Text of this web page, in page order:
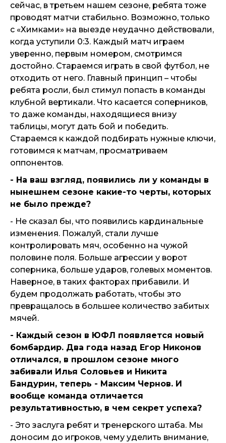
сейчас, в третьем нашем сезоне, ребята тоже
проводят матчи стабильно. Возможно, только
с «Химками» на выезде неудачно действовали,
когда уступили 0:3. Каждый матч играем
уверенно, первым номером, смотримся
достойно. Стараемся играть в свой футбол, не
отходить от него. Главный принцип – чтобы
ребята росли, был стимул попасть в команды
клубной вертикали. Что касается соперников,
то даже команды, находящиеся внизу
таблицы, могут дать бой и победить.
Стараемся к каждой подбирать нужные ключи,
готовимся к матчам, просматриваем
оппонентов.
- На ваш взгляд, появились ли у команды в
нынешнем сезоне какие-то черты, которых
не было прежде?
- Не сказал бы, что появились кардинальные
изменения. Пожалуй, стали лучше
контролировать мяч, особенно на чужой
половине поля. Больше агрессии у ворот
соперника, больше ударов, голевых моментов.
Наверное, в таких факторах прибавили. И
будем продолжать работать, чтобы это
превращалось в большее количество забитых
мячей.
- Каждый сезон в ЮФЛ появляется новый
бомбардир. Два года назад Егор Никонов
отличался, в прошлом сезоне много
забивали Илья Соловьев и Никита
Бандурин, теперь - Максим Чернов. И
вообще команда отличается
результативностью, в чем секрет успеха?
- Это заслуга ребят и тренерского штаба. Мы
доносим до игроков, чему уделить внимание,